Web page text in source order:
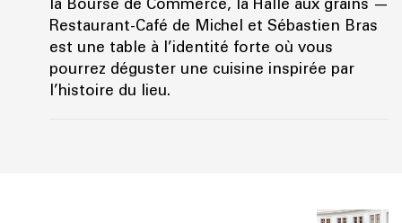
la Bourse de Commerce, la Halle aux grains —
Restaurant-Café de Michel et Sébastien Bras
est une table à l’identité forte où vous
pourrez déguster une cuisine inspirée par
l’histoire du lieu.